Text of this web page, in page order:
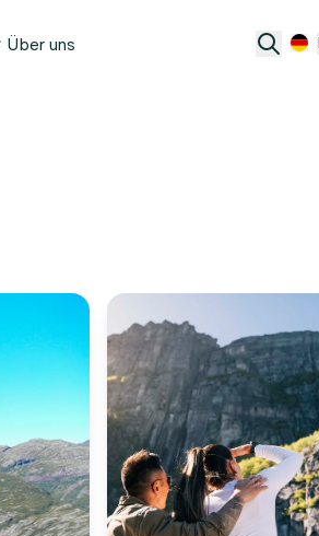
Über uns